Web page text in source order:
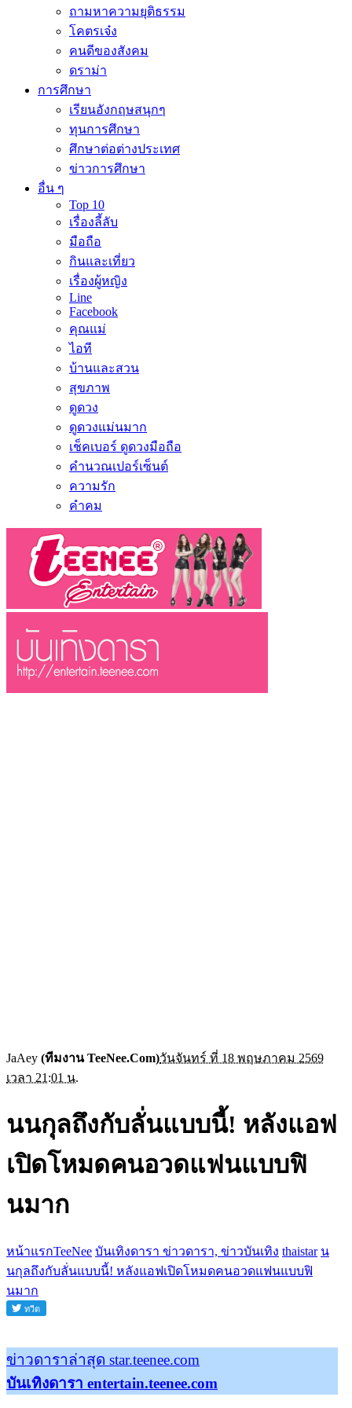
ถามหาความยุติธรรม
โคตรเจ๋ง
คนดีของสังคม
ดราม่า
การศึกษา
เรียนอังกฤษสนุกๆ
ทุนการศึกษา
ศึกษาต่อต่างประเทศ
ข่าวการศึกษา
อื่น ๆ
Top 10
เรื่องลี้ลับ
มือถือ
กินและเที่ยว
เรื่องผู้หญิง
Line
Facebook
คุณแม่
ไอที
บ้านและสวน
สุขภาพ
ดูดวง
ดูดวงแม่นมาก
เช็คเบอร์ ดูดวงมือถือ
คำนวณเปอร์เซ็นต์
ความรัก
คำคม
JaAey (ทีมงาน TeeNee.Com)วันจันทร์ ที่ 18 พฤษภาคม 2569
เวลา 21:01 น.
นนกุลถึงกับลั่นแบบนี้! หลังแอฟ
เปิดโหมดคนอวดแฟนแบบฟิ
นมาก
หน้าแรกTeeNee บันเทิงดารา ข่าวดารา, ข่าวบันเทิง thaistar น
นกุลถึงกับลั่นแบบนี้! หลังแอฟเปิดโหมดคนอวดแฟนแบบฟิ
นมาก
ข่าวดาราล่าสุด star.teenee.com
บันเทิงดารา entertain.teenee.com